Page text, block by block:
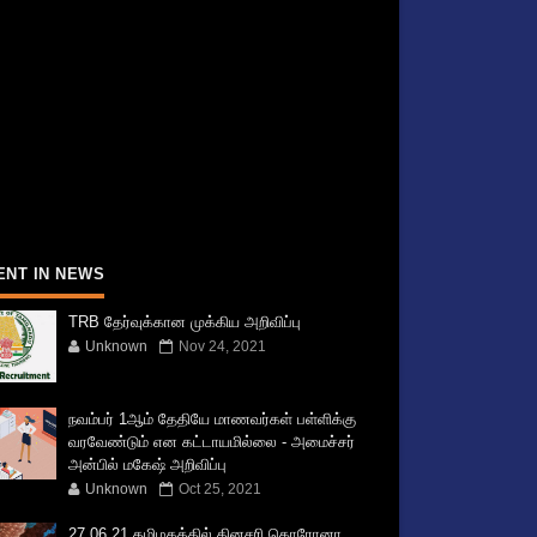
IN NEWS
TRB தேர்வுக்கான முக்கிய அறிவிப்பு
Unknown Nov 24, 2021
நவம்பர் 1ஆம் தேதியே மாணவர்கள் பள்ளிக்கு
வரவேண்டும் என கட்டாயமில்லை - அமைச்சர்
அன்பில் மகேஷ் அறிவிப்பு
Unknown Oct 25, 2021